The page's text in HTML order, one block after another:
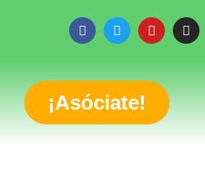
¡Asóciate!